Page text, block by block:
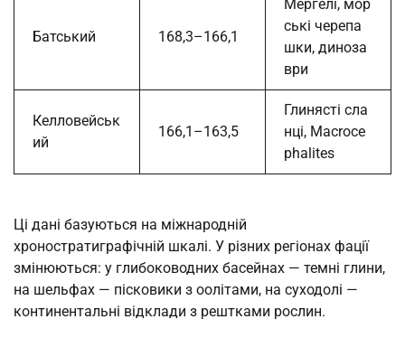
Батський 168,3–166,1
Мергелі, мор
ські черепа
шки, диноза
ври
Келловейськ
ий
166,1–163,5
Глинясті сла
нці, Macroce
phalites
Ці дані базуються на міжнародній
хроностратиграфічній шкалі. У різних регіонах фації
змінюються: у глибоководних басейнах — темні глини,
на шельфах — пісковики з оолітами, на суходолі —
континентальні відклади з рештками рослин.